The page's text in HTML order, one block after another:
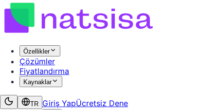
Özellikler
Çözümler
Fiyatlandırma
Kaynaklar
TR Giriş YapÜcretsiz Dene